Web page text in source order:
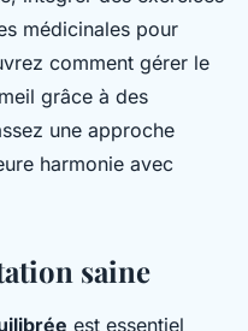
médicinales pour
comment gérer le
grâce à des
une approche
harmonie avec
saine
est essentiel